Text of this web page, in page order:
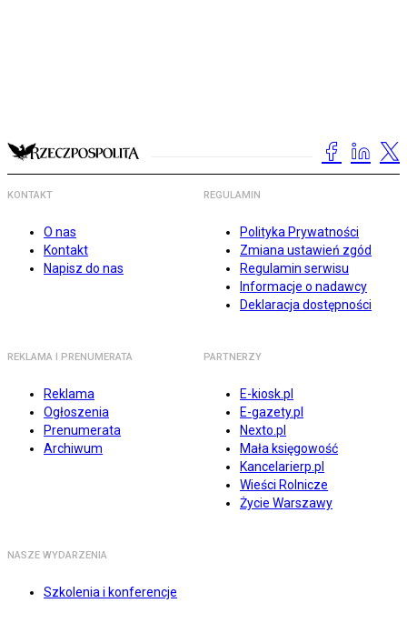
KONTAKT
O nas
Kontakt
Napisz do nas
REGULAMIN
Polityka Prywatności
Zmiana ustawień zgód
Regulamin serwisu
Informacje o nadawcy
Deklaracja dostępności
REKLAMA I PRENUMERATA
Reklama
Ogłoszenia
Prenumerata
Archiwum
PARTNERZY
E-kiosk.pl
E-gazety.pl
Nexto.pl
Mała księgowość
Kancelarierp.pl
Wieści Rolnicze
Życie Warszawy
NASZE WYDARZENIA
Szkolenia i konferencje